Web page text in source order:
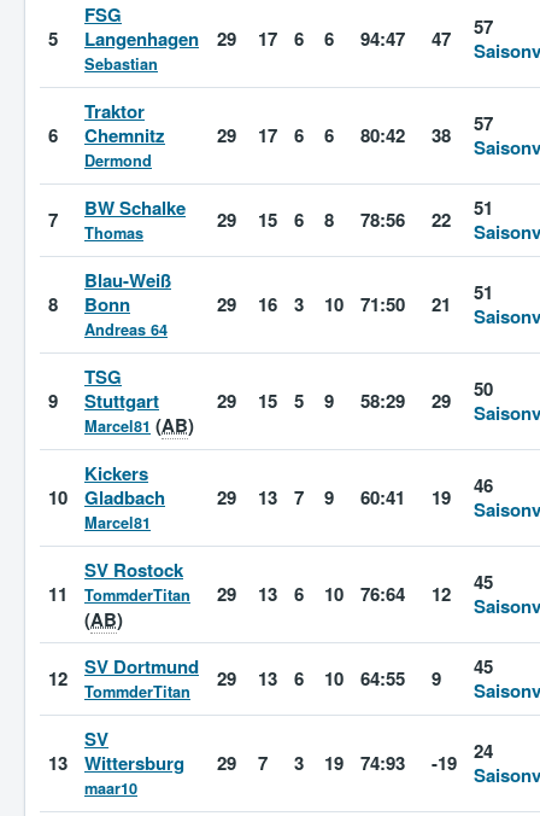
5
FSG
Langenhagen
Sebastian
29 17 6 6 94:47 47
57
6
Traktor
Chemnitz
Dermond
29 17 6 6 80:42 38
57
7 BW Schalke
Thomas 29 15 6 8 78:56 22
51
8
Blau-Weiß
Bonn
Andreas 64
29 16 3 10 71:50 21
51
9
TSG
Stuttgart
Marcel81 (AB)
29 15 5 9 58:29 29
50
10
Kickers
Gladbach
Marcel81
29 13 7 9 60:41 19
46
11
SV Rostock
TommderTitan
(AB)
29 13 6 10 76:64 12
45
12 SV Dortmund
TommderTitan 29 13 6 10 64:55 9
45
13
SV
Wittersburg
maar10
29 7 3 19 74:93 -19
24